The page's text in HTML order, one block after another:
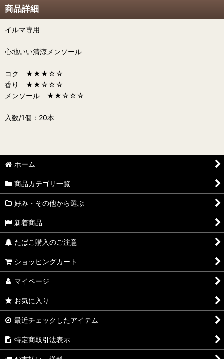
商品詳細
イルマ専用
心地いい清涼メンソール
コク ★★★☆☆
香り ★★☆☆☆
メンソール ★★☆☆☆
入数/1個：20本
ホーム
商品カテゴリ一覧
好み・その他から選ぶ
新着商品
たばこ購入のご注意
ショッピングカート
マイページ
お気に入り
最近チェックしたアイテム
特定商取引法表示